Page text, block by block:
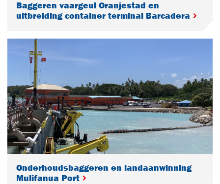
Baggeren vaargeul Oranjestad en
uitbreiding container terminal Barcadera
Onderhoudsbaggeren en landaanwinning
Mulifanua Port